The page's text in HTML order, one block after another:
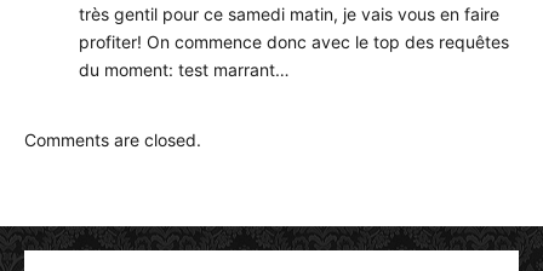
très gentil pour ce samedi matin, je vais vous en faire
profiter! On commence donc avec le top des requêtes
du moment: test marrant…
Comments are closed.